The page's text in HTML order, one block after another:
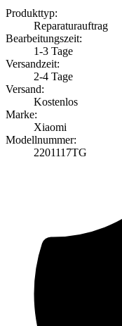
Produkttyp:
Reparaturauftrag
Bearbeitungszeit:
1-3 Tage
Versandzeit:
2-4 Tage
Versand:
Kostenlos
Marke:
Xiaomi
Modellnummer:
2201117TG